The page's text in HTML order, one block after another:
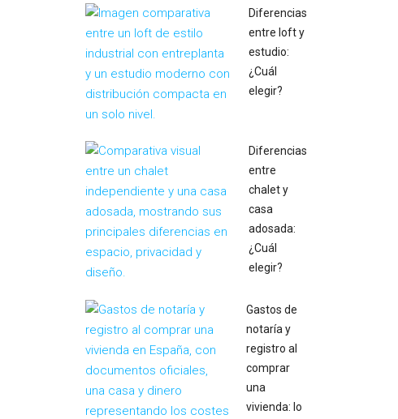
Diferencias
entre loft y
estudio:
¿Cuál
elegir?
Diferencias
entre
chalet y
casa
adosada:
¿Cuál
elegir?
Gastos de
notaría y
registro al
comprar
una
vivienda: lo